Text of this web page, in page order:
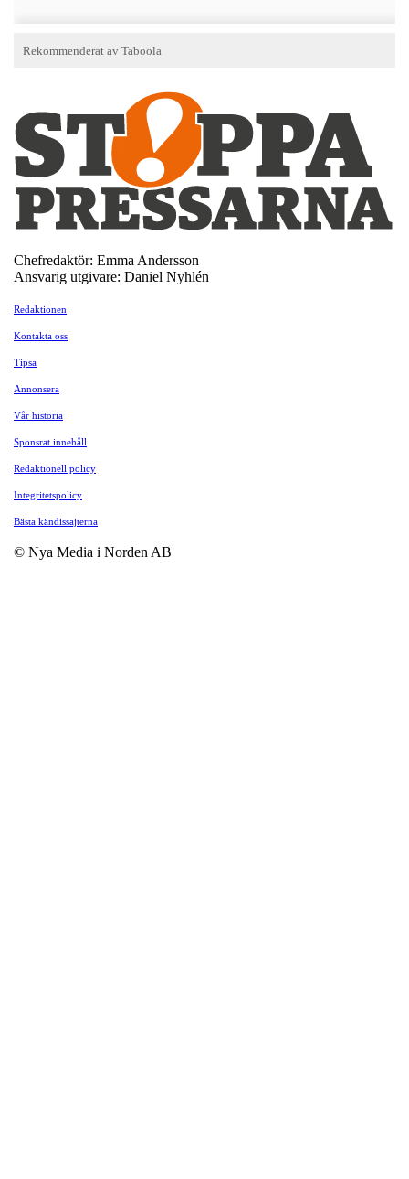
Chefredaktör: Emma Andersson
Ansvarig utgivare: Daniel Nyhlén
Redaktionen
Kontakta oss
Tipsa
Annonsera
Vår historia
Sponsrat innehåll
Redaktionell policy
Integritetspolicy
Bästa kändissajterna
© Nya Media i Norden AB